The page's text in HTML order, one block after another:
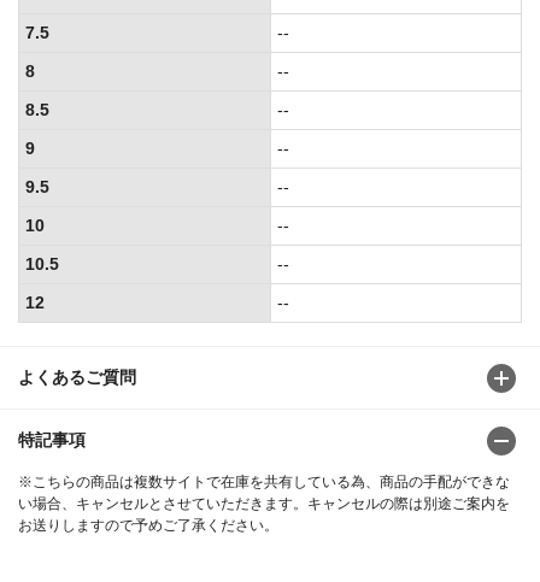
よくあるご質問
特記事項
※こちらの商品は複数サイトで在庫を共有している為、商品の手配ができな
い場合、キャンセルとさせていただきます。キャンセルの際は別途ご案内を
お送りしますので予めご了承ください。
7.5
--
8
--
8.5
--
9
--
9.5
--
10
--
10.5
--
12
--